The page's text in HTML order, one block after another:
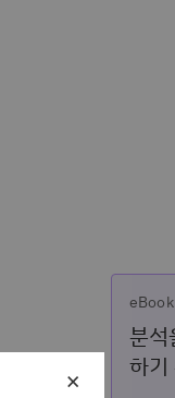
eBook
분석
하기
×